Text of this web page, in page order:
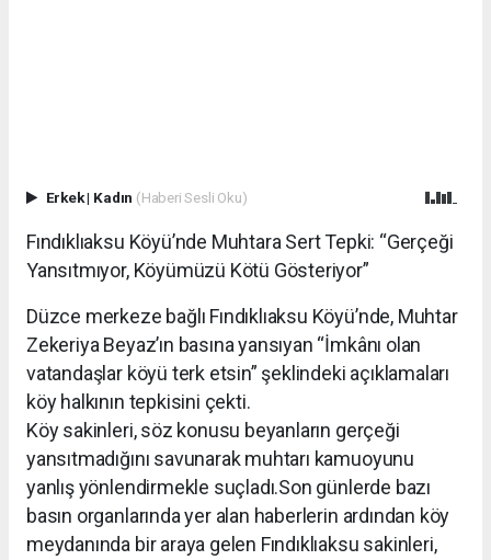
Erkek| Kadın (Haberi Sesli Oku)
Fındıklıaksu Köyü’nde Muhtara Sert Tepki: “Gerçeği
Yansıtmıyor, Köyümüzü Kötü Gösteriyor”
Düzce merkeze bağlı Fındıklıaksu Köyü’nde, Muhtar
Zekeriya Beyaz’ın basına yansıyan “İmkânı olan
vatandaşlar köyü terk etsin” şeklindeki açıklamaları
köy halkının tepkisini çekti.
Köy sakinleri, söz konusu beyanların gerçeği
yansıtmadığını savunarak muhtarı kamuoyunu
yanlış yönlendirmekle suçladı.Son günlerde bazı
basın organlarında yer alan haberlerin ardından köy
meydanında bir araya gelen Fındıklıaksu sakinleri,